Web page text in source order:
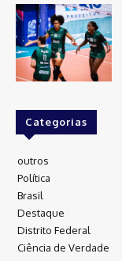
Categorias
outros
Política
Brasil
Destaque
Distrito Federal
Ciência de Verdade